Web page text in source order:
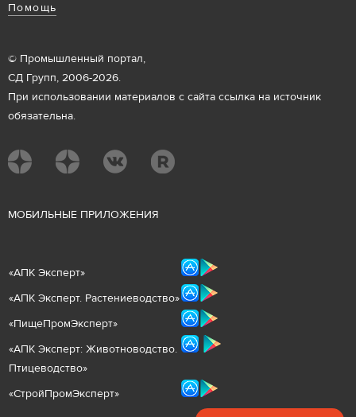
Помощь
© Промышленный портал,
СД Групп, 2006-2026.
При использовании материалов с сайта ссылка на источник
обязательна.
МОБИЛЬНЫЕ ПРИЛОЖЕНИЯ
«АПК Эксперт»
«АПК Эксперт. Растениеводство»
«ПищеПромЭксперт»
«АПК Эксперт: Животноводство.
Птицеводство»
«СтройПромЭксперт»